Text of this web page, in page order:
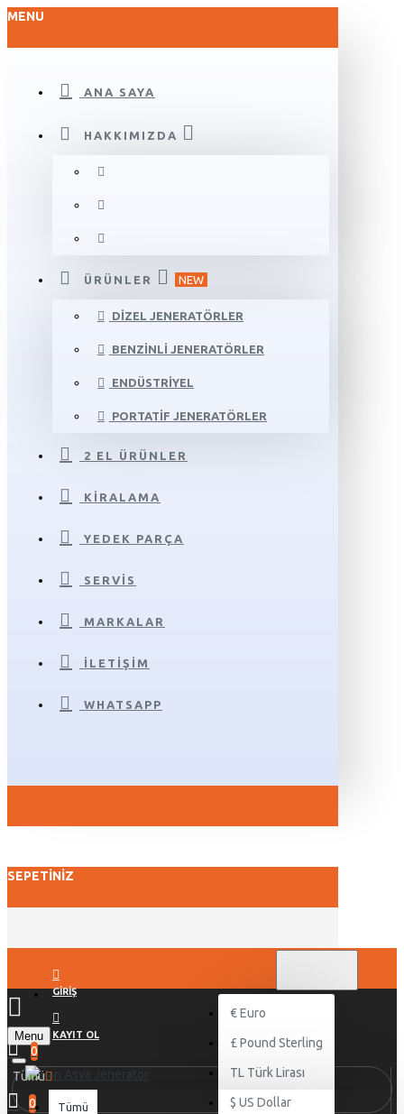
MENU
ANA SAYA
HAKKIMIZDA
ÜRÜNLER NEW
DIZEL JENERATÖRLER
BENZINLI JENERATÖRLER
ENDÜSTRIYEL
PORTATIF JENERATÖRLER
2 EL ÜRÜNLER
KIRALAMA
YEDEK PARÇA
SERVIS
MARKALAR
İLETIŞIM
WHATSAPP
SEPETINIZ
GIRIŞ
KAYIT OL
€ Euro
£ Pound Sterling
TL Türk Lirası
$ US Dollar
Menu
0
0
Tümü
Tümü